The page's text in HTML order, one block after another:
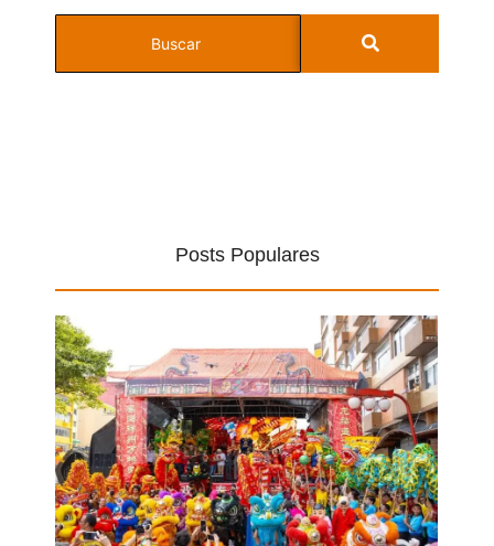
Posts Populares